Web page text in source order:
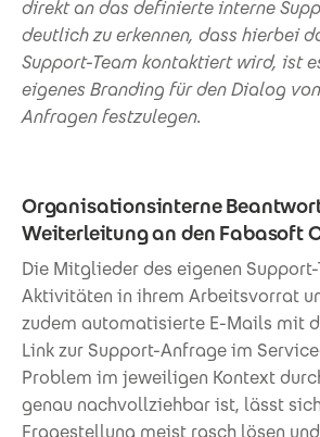
direkt an das definierte interne
deutlich zu erkennen, dass hierbei
Support-Team kontaktiert wird, ist
eigenes Branding für den Dialog
Anfragen festzulegen.
Organisationsinterne
Weiterleitung an den Fabasoft
Die Mitglieder des eigenen
Aktivitäten in ihrem Arbeitsvorrat
zudem automatisierte E-Mails mit
Link zur Support-Anfrage im
Problem im jeweiligen Kontext
genau nachvollziehbar ist, lässt
Fragestellung meist rasch lösen